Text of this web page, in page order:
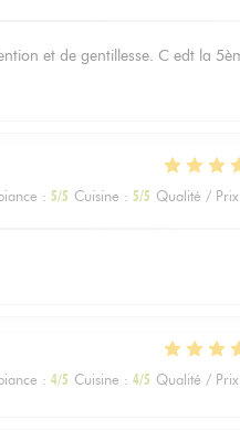
et de gentillesse. C edt la
: 5/5 Cuisine : 5/5 Qualité / Prix
: 4/5 Cuisine : 4/5 Qualité / Prix